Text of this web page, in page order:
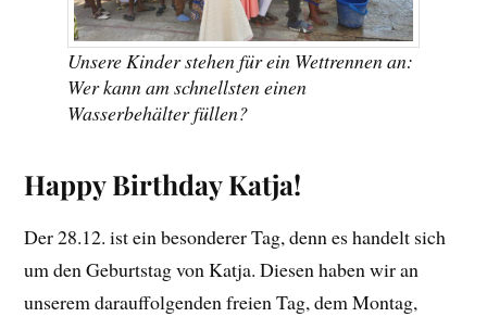
Unsere Kinder stehen für ein Wettrennen an:
Wer kann am schnellsten einen
Wasserbehälter füllen?
Happy Birthday Katja!
Der 28.12. ist ein besonderer Tag, denn es handelt sich
um den Geburtstag von Katja. Diesen haben wir an
unserem darauffolgenden freien Tag, dem Montag,